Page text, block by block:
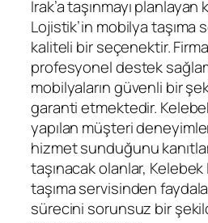
Irak’a taşınmayı
Lojistik’in mobilya taşıma
kaliteli bir seçenektir.
profesyonel destek
mobilyaların güvenli bir
garanti etmektedir.
yapılan müşteri
hizmet sunduğunu
taşınacak olanlar,
taşıma servisinden
sürecini sorunsuz bir